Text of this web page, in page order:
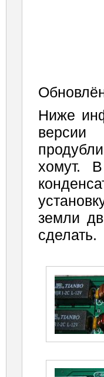
Ниже
хомут.
земли
сделать.